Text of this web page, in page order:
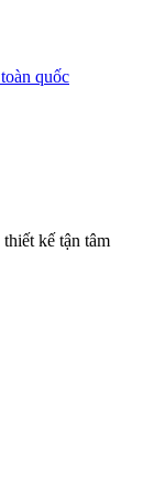
quốc
kế tận tâm